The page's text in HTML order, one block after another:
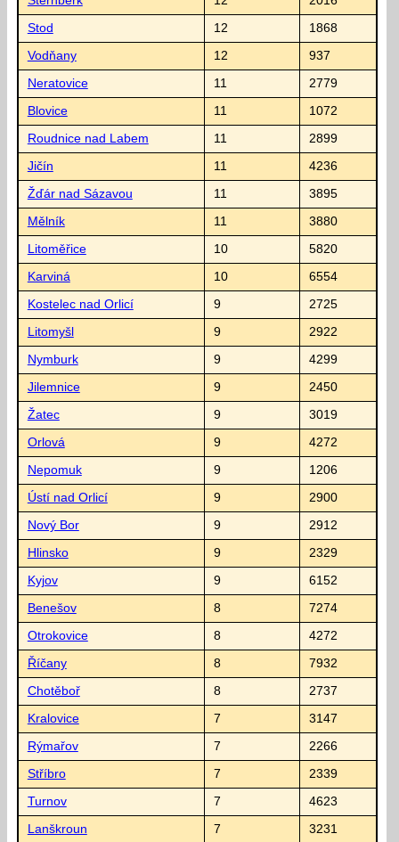
Stod 12 1868
Vodňany 12 937
Neratovice 11 2779
Blovice 11 1072
Roudnice nad Labem 11 2899
Jičín 11 4236
Žďár nad Sázavou 11 3895
Mělník 11 3880
Litoměřice 10 5820
Karviná 10 6554
Kostelec nad Orlicí 9 2725
Litomyšl 9 2922
Nymburk 9 4299
Jilemnice 9 2450
Žatec 9 3019
Orlová 9 4272
Nepomuk 9 1206
Ústí nad Orlicí 9 2900
Nový Bor 9 2912
Hlinsko 9 2329
Kyjov 9 6152
Benešov 8 7274
Otrokovice 8 4272
Říčany 8 7932
Chotěboř 8 2737
Kralovice 7 3147
Rýmařov 7 2266
Stříbro 7 2339
Turnov 7 4623
Lanškroun 7 3231